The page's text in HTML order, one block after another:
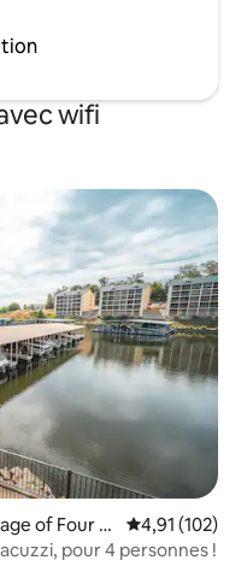
wifi
of Four S
Évaluation
4,91 (102)
pour 4 personnes !